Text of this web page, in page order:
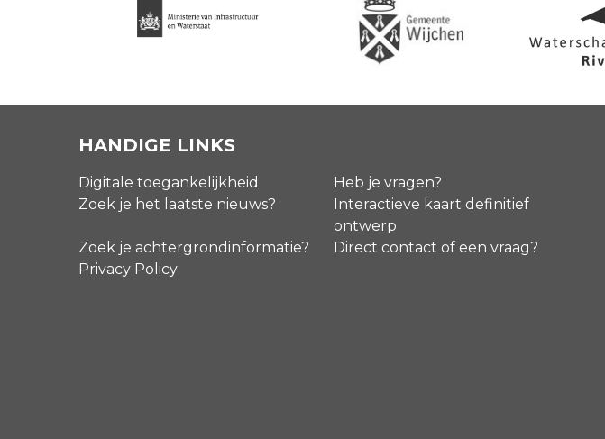
HANDIGE LINKS
Digitale toegankelijkheid
Heb je vragen?
Zoek je het laatste nieuws?
Interactieve kaart definitief
ontwerp
Zoek je achtergrondinformatie?
Direct contact of een vraag?
Privacy Policy